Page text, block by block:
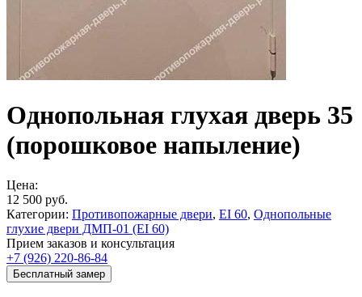
Однопольная глухая дверь 35
(порошковое напыление)
Цена:
12 500 руб.
Категории: Противопожарные двери, EI 60, Однопольные
глухие двери ДМП-01 (EI 60)
Прием заказов и консультация
+7 (926) 220-86-84
Бесплатный замер